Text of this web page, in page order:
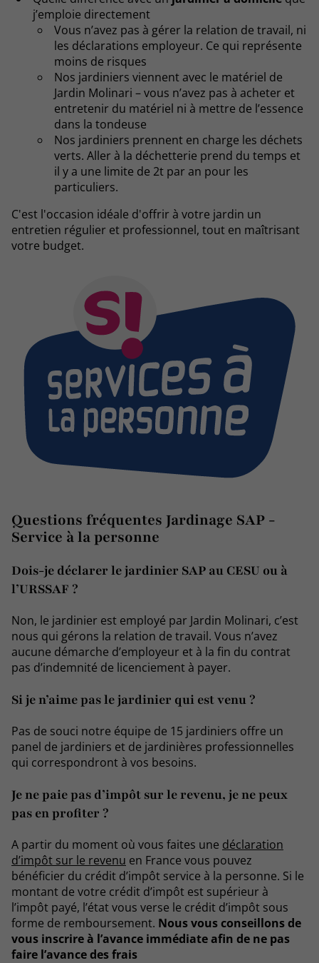
j’emploie directement
Vous n’avez pas à gérer la relation de travail, ni
les déclarations employeur. Ce qui représente
moins de risques
Nos jardiniers viennent avec le matériel de
Jardin Molinari – vous n’avez pas à acheter et
entretenir du matériel ni à mettre de l’essence
dans la tondeuse
Nos jardiniers prennent en charge les déchets
verts. Aller à la déchetterie prend du temps et
il y a une limite de 2t par an pour les
particuliers.
C'est l'occasion idéale d'offrir à votre jardin un
entretien régulier et professionnel, tout en maîtrisant
votre budget.
Questions fréquentes Jardinage SAP -
Service à la personne
Dois-je déclarer le jardinier SAP au CESU ou à
l’URSSAF ?
Non, le jardinier est employé par Jardin Molinari, c’est
nous qui gérons la relation de travail. Vous n’avez
aucune démarche d’employeur et à la fin du contrat
pas d’indemnité de licenciement à payer.
Si je n’aime pas le jardinier qui est venu ?
Pas de souci notre équipe de 15 jardiniers offre un
panel de jardiniers et de jardinières professionnelles
qui correspondront à vos besoins.
Je ne paie pas d’impôt sur le revenu, je ne peux
pas en profiter ?
A partir du moment où vous faites une déclaration
d’impôt sur le revenu en France vous pouvez
bénéficier du crédit d’impôt service à la personne. Si le
montant de votre crédit d’impôt est supérieur à
l’impôt payé, l’état vous verse le crédit d’impôt sous
forme de remboursement. Nous vous conseillons de
vous inscrire à l’avance immédiate afin de ne pas
faire l’avance des frais